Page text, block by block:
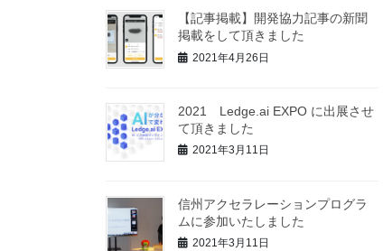
【記事掲載】開発協力記事の新聞
掲載をして頂きました
2021年4月26日
2021 Ledge.ai EXPO に出展させ
て頂きました
2021年3月11日
信州アクセラレーションプログラ
ムに参加いたしました
2021年3月11日